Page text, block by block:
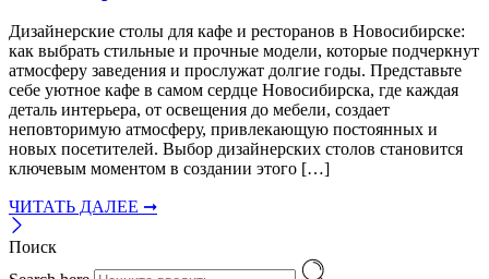
Дизайнерские столы для кафе и ресторанов в Новосибирске:
как выбрать стильные и прочные модели, которые подчеркнут
атмосферу заведения и прослужат долгие годы. Представьте
себе уютное кафе в самом сердце Новосибирска, где каждая
деталь интерьера, от освещения до мебели, создает
неповторимую атмосферу, привлекающую постоянных и
новых посетителей. Выбор дизайнерских столов становится
ключевым моментом в создании этого […]
ЧИТАТЬ ДАЛЕЕ ➞
Поиск